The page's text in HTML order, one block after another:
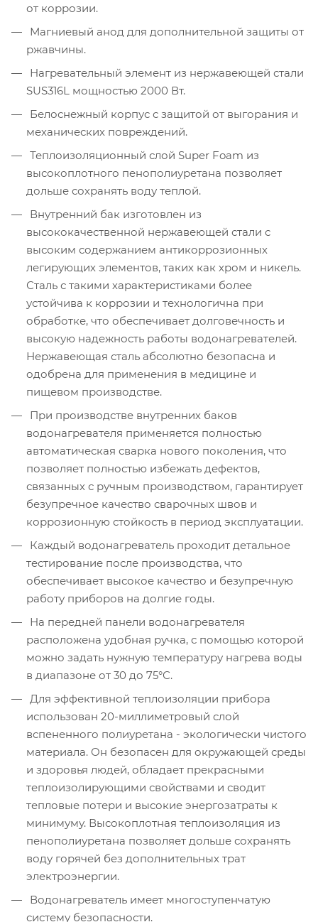
от коррозии.
Магниевый анод для дополнительной защиты от
ржавчины.
Нагревательный элемент из нержавеющей стали
SUS316L мощностью 2000 Вт.
Белоснежный корпус с защитой от выгорания и
механических повреждений.
Теплоизоляционный слой Super Foam из
высокоплотного пенополиуретана позволяет
дольше сохранять воду теплой.
Внутренний бак изготовлен из
высококачественной нержавеющей стали с
высоким содержанием антикоррозионных
легирующих элементов, таких как хром и никель.
Сталь с такими характеристиками более
устойчива к коррозии и технологична при
обработке, что обеспечивает долговечность и
высокую надежность работы водонагревателей.
Нержавеющая сталь абсолютно безопасна и
одобрена для применения в медицине и
пищевом производстве.
При производстве внутренних баков
водонагревателя применяется полностью
автоматическая сварка нового поколения, что
позволяет полностью избежать дефектов,
связанных с ручным производством, гарантирует
безупречное качество сварочных швов и
коррозионную стойкость в период эксплуатации.
Каждый водонагреватель проходит детальное
тестирование после производства, что
обеспечивает высокое качество и безупречную
работу приборов на долгие годы.
На передней панели водонагревателя
расположена удобная ручка, с помощью которой
можно задать нужную температуру нагрева воды
в диапазоне от 30 до 75°С.
Для эффективной теплоизоляции прибора
использован 20-миллиметровый слой
вспененного полиуретана - экологически чистого
материала. Он безопасен для окружающей среды
и здоровья людей, обладает прекрасными
теплоизолирующими свойствами и сводит
тепловые потери и высокие энергозатраты к
минимуму. Высокоплотная теплоизоляция из
пенополиуретана позволяет дольше сохранять
воду горячей без дополнительных трат
электроэнергии.
Водонагреватель имеет многоступенчатую
систему безопасности.